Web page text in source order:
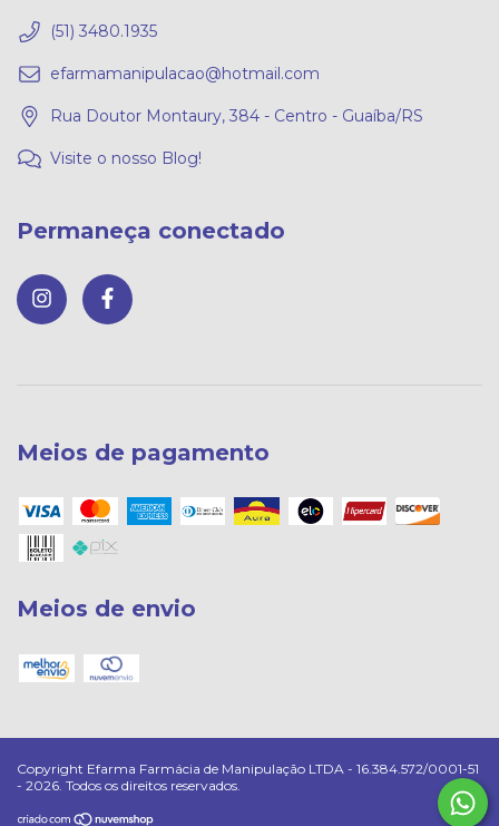
(51) 3480.1935
efarmamanipulacao@hotmail.com
Rua Doutor Montaury, 384 - Centro - Guaíba/RS
Visite o nosso Blog!
Permaneça conectado
Meios de pagamento
Meios de envio
Copyright Efarma Farmácia de Manipulação LTDA - 16.384.572/0001-51
- 2026. Todos os direitos reservados.